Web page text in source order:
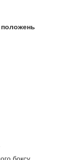
положень
боксу